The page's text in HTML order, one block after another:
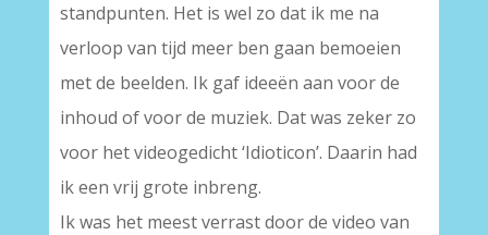
standpunten. Het is wel zo dat ik me na
verloop van tijd meer ben gaan bemoeien
met de beelden. Ik gaf ideeën aan voor de
inhoud of voor de muziek. Dat was zeker zo
voor het videogedicht ‘Idioticon’. Daarin had
ik een vrij grote inbreng.
Ik was het meest verrast door de video van